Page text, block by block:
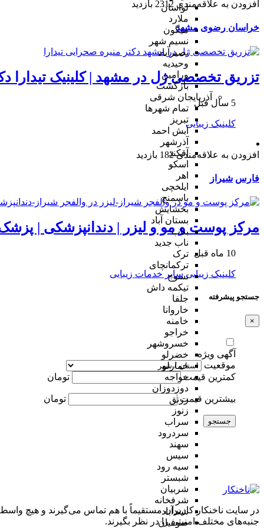
لواسان
ملارد
میگون
نسیم شهر
نصیرآباد
وحیدیه
ورامین
بازگشت
آذربایجان شرقی
تمام شهر‌ها
تبریز
آبش احمد
آذرشهر
آقکند
اسکو
اهر
ایلخچی
باسمنج
بخشایش
بستان آباد
بناب
ناب جدید
ترک
ترکمانچای
تسوج
تیکمه داش
جلفا
خاروانا
خامنه
خراجو
خسروشهر
خضرلو
خمارلو
خواجه
دوزدوزان
زرنق
زنوز
سراب
سردرود
سهند
سیس
سیه رود
شبستر
شربیان
شرفخانه
شندآباد
صوفیان
افزودن به علاقه‌مندی 2312 بازدید
خراسان رضوی مشهد
تزریق تخصصی ژل در مشهد | کلینیک تیدارا
5 سال قبل
کلینیک زیبایی
افزودن به علاقه‌مندی 182 بازدید
فارس شیراز
مرکز پوست و مو و لیزر | دندانپزشکی | پزشک
10 ماه قبل
کلینیک زیبایی سایر خدمات زیبایی
جستجو پیشرفته
×
آگهی ویژه
موقعیت
کمترین قیمت
تومان
بیشترین قیمت تومان
جستجو
در سایت ناخنکار کاربران مستقیماً با هم تماس می‌گیرند و هیچ
جنبه‌های مختلف امنیتی را در نظر بگیرند.